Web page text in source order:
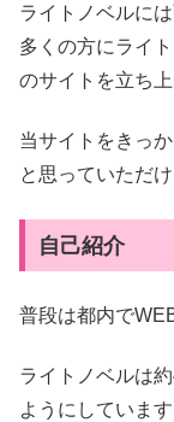
ライトノベルに
多くの方にライ
のサイトを立ち上
当サイトをきっ
と思っていただ
自己紹介
普段は都内で
ライトノベルは
ようにしていま